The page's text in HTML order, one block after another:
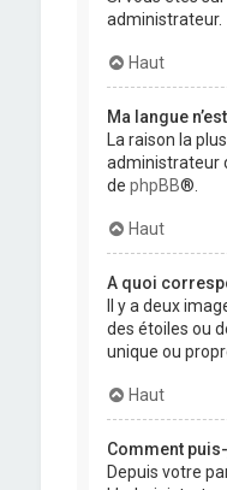
administrateur.
Haut
Ma langue
La raison la
administrateur
de phpBB®.
Haut
A quoi
Il y a deux
des étoiles ou
unique ou
Haut
Comment
Depuis votre